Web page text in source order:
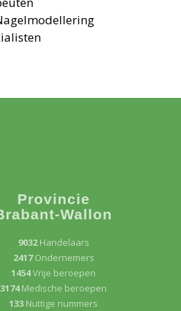
Provincie
Wallon
9032Handelaars
2417Ondernemers
1454Vrije beroepen
3174Medische beroepen
133 Nuttige nummers